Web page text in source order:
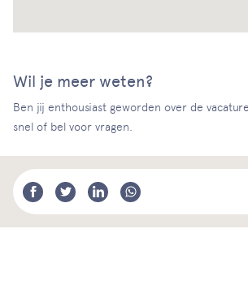
Wil je meer weten?
Ben jij enthousiast geworden over de
snel of bel voor vragen.